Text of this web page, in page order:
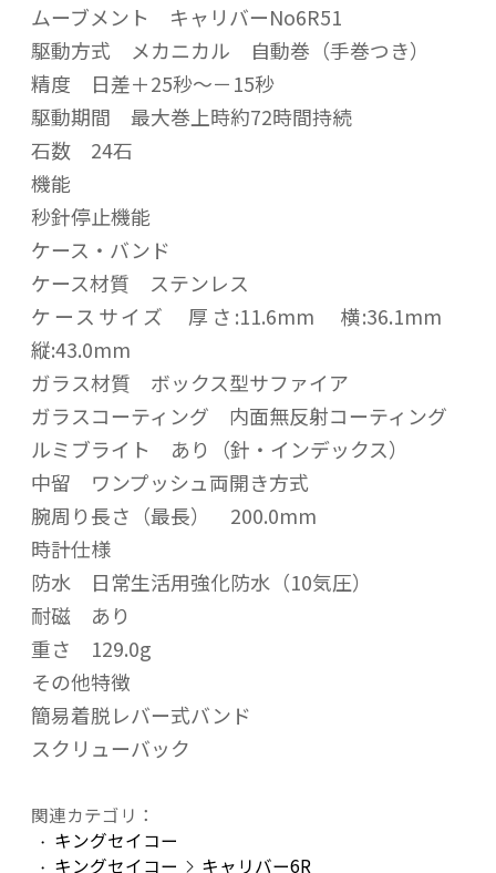
ムーブメント キャリバーNo6R51
駆動方式 メカニカル 自動巻（手巻つき）
精度 日差＋25秒～－15秒
駆動期間 最大巻上時約72時間持続
石数 24石
機能
秒針停止機能
ケース・バンド
ケース材質 ステンレス
ケースサイズ 厚さ:11.6mm 横:36.1mm
縦:43.0mm
ガラス材質 ボックス型サファイア
ガラスコーティング 内面無反射コーティング
ルミブライト あり（針・インデックス）
中留 ワンプッシュ両開き方式
腕周り長さ（最長） 200.0mm
時計仕様
防水 日常生活用強化防水（10気圧）
耐磁 あり
重さ 129.0g
その他特徴
簡易着脱レバー式バンド
スクリューバック
関連カテゴリ：
キングセイコー
キングセイコー
キャリバー6R